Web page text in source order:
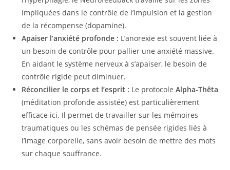
impliquées dans le contrôle de l’impulsion et la gestion
de la récompense (dopamine).
Apaiser l’anxiété profonde : L’anorexie est souvent liée à
un besoin de contrôle pour pallier une anxiété massive.
En aidant le système nerveux à s’apaiser, le besoin de
contrôle rigide peut diminuer.
Réconcilier le corps et l’esprit : Le protocoleAlpha-Thêta
(méditation profonde assistée) est particulièrement
efficace ici. Il permet de travailler sur les mémoires
traumatiques ou les schémas de pensée rigides liés à
l’image corporelle, sans avoir besoin de mettre des mots
sur chaque souffrance.